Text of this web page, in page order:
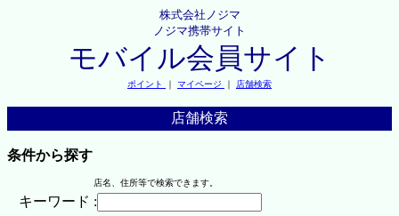
株式会社ノジマ
ノジマ携帯サイト
モバイル会員サイト
ポイント ｜ マイページ ｜ 店舗検索
店舗検索
条件から探す
店名、住所等で検索できます。
キーワード :